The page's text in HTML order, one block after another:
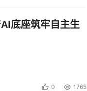
底座筑牢自主生
0 1765